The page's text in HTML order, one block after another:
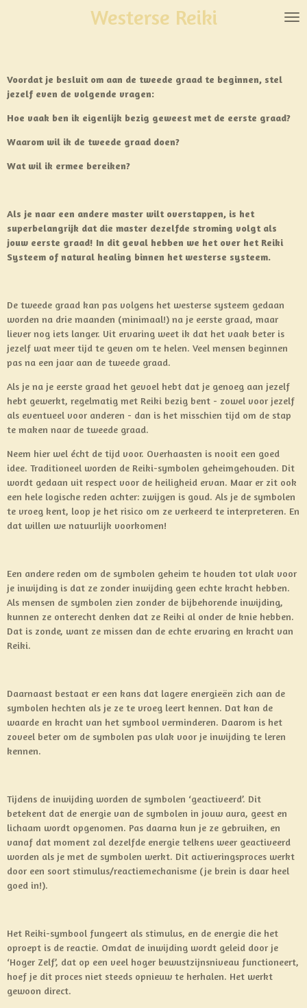
Westerse Reiki
Voordat je besluit om aan de tweede graad te beginnen, stel
jezelf even de volgende vragen:
Hoe vaak ben ik eigenlijk bezig geweest met de eerste graad?
Waarom wil ik de tweede graad doen?
Wat wil ik ermee bereiken?
Als je naar een andere master wilt overstappen, is het
superbelangrijk dat die master dezelfde stroming volgt als
jouw eerste graad! In dit geval hebben we het over het Reiki
Systeem of natural healing binnen het westerse systeem.
De tweede graad kan pas volgens het westerse systeem gedaan
worden na drie maanden (minimaal!) na je eerste graad, maar
liever nog iets langer. Uit ervaring weet ik dat het vaak beter is
jezelf wat meer tijd te geven om te helen. Veel mensen beginnen
pas na een jaar aan de tweede graad.
Als je na je eerste graad het gevoel hebt dat je genoeg aan jezelf
hebt gewerkt, regelmatig met Reiki bezig bent - zowel voor jezelf
als eventueel voor anderen - dan is het misschien tijd om de stap
te maken naar de tweede graad.
Neem hier wel écht de tijd voor. Overhaasten is nooit een goed
idee. Traditioneel worden de Reiki-symbolen geheimgehouden. Dit
wordt gedaan uit respect voor de heiligheid ervan. Maar er zit ook
een hele logische reden achter: zwijgen is goud. Als je de symbolen
te vroeg kent, loop je het risico om ze verkeerd te interpreteren. En
dat willen we natuurlijk voorkomen!
Een andere reden om de symbolen geheim te houden tot vlak voor
je inwijding is dat ze zonder inwijding geen echte kracht hebben.
Als mensen de symbolen zien zonder de bijbehorende inwijding,
kunnen ze onterecht denken dat ze Reiki al onder de knie hebben.
Dat is zonde, want ze missen dan de echte ervaring en kracht van
Reiki.
Daarnaast bestaat er een kans dat lagere energieën zich aan de
symbolen hechten als je ze te vroeg leert kennen. Dat kan de
waarde en kracht van het symbool verminderen. Daarom is het
zoveel beter om de symbolen pas vlak voor je inwijding te leren
kennen.
Tijdens de inwijding worden de symbolen ‘geactiveerd’. Dit
betekent dat de energie van de symbolen in jouw aura, geest en
lichaam wordt opgenomen. Pas daarna kun je ze gebruiken, en
vanaf dat moment zal dezelfde energie telkens weer geactiveerd
worden als je met de symbolen werkt. Dit activeringsproces werkt
door een soort stimulus/reactiemechanisme (je brein is daar heel
goed in!).
Het Reiki-symbool fungeert als stimulus, en de energie die het
oproept is de reactie. Omdat de inwijding wordt geleid door je
‘Hoger Zelf’, dat op een veel hoger bewustzijnsniveau functioneert,
hoef je dit proces niet steeds opnieuw te herhalen. Het werkt
gewoon direct.